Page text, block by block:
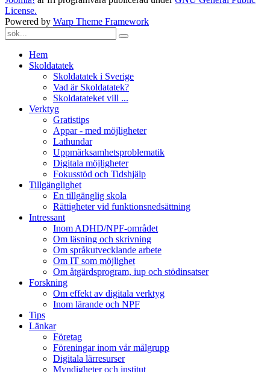
License.
Powered by Warp Theme Framework
Hem
Skoldatatek
Skoldatatek i Sverige
Vad är Skoldatatek?
Skoldatateket vill ...
Verktyg
Gratistips
Appar - med möjligheter
Lathundar
Uppmärksamhetsproblematik
Digitala möjligheter
Fokusstöd och Tidshjälp
Tillgänglighet
En tillgänglig skola
Rättigheter vid funktionsnedsättning
Intressant
Inom ADHD/NPF-området
Om läsning och skrivning
Om språkutvecklande arbete
Om IT som möjlighet
Om åtgärdsprogram, iup och stödinsatser
Forskning
Om effekt av digitala verktyg
Inom lärande och NPF
Tips
Länkar
Företag
Föreningar inom vår målgrupp
Digitala lärresurser
Myndigheter och institut